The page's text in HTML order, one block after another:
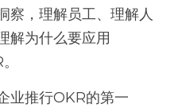
察，理解员工、理解人
解为什么要应用
业推行OKR的第一